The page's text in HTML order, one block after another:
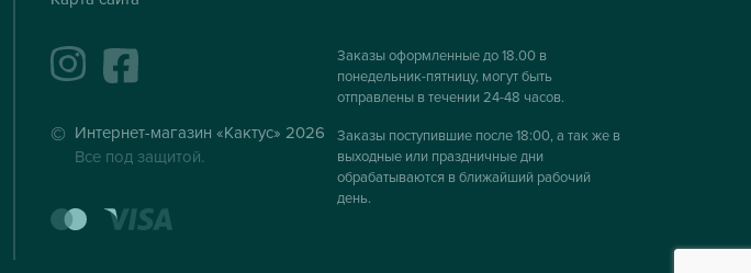
instagramfacebook
Интернет-магазин «Кактус» 2026
Все под защитой.
mastercard
Заказы оформленные до 18.00 в
понедельник-пятницу, могут быть
отправлены в течении 24-48 часов.
Заказы поступившие после 18:00, а так же в
выходные или праздничные дни
обрабатываются в ближайший рабочий
день.